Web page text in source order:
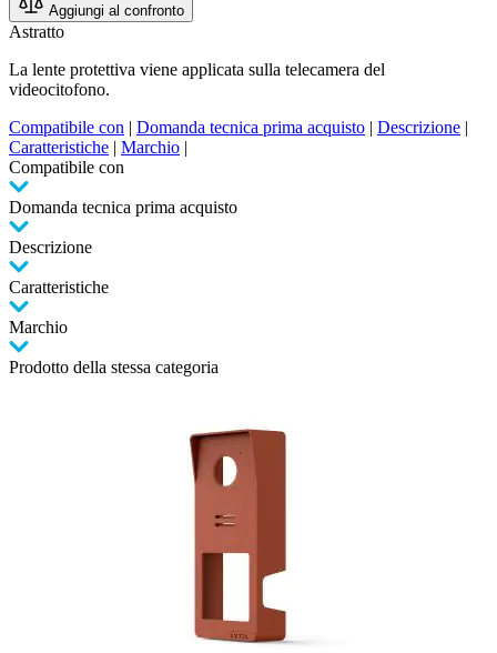
Aggiungi al confronto
Astratto
La lente protettiva viene applicata sulla telecamera del
videocitofono.
Compatibile con | Domanda tecnica prima acquisto | Descrizione |
Caratteristiche | Marchio |
Compatibile con
Domanda tecnica prima acquisto
Descrizione
Caratteristiche
Marchio
Prodotto della stessa categoria